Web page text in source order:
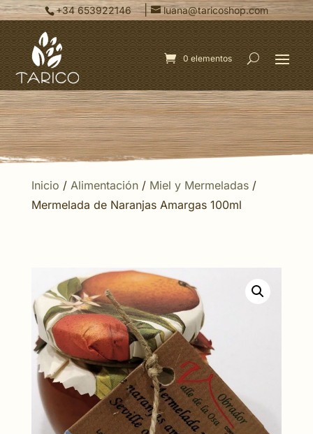
+34 653922146 | luana@taricoshop.com
0 elementos
Inicio / Alimentación/ Miel y Mermeladas/
Mermelada de Naranjas Amargas 100ml